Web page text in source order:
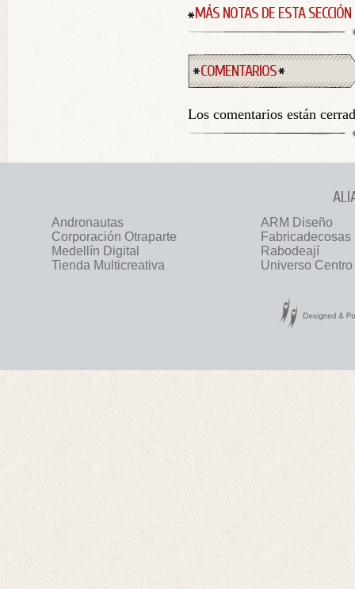
MÁS NOTAS DE ESTA SECCIÓN
COMENTARIOS
Los comentarios están
Andronautas
ARM Diseño
Corporación Otraparte
Fabricadecosas
Medellín Digital
Rabodeají
Tienda Multicreativa
Universo Centro